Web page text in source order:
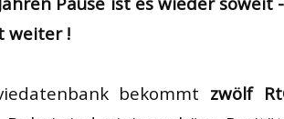
ET:QW Movies
DB Movies
Wolfenstein Movies
ET Scene
DB Scene
General News
Game Movies
weiter !
bekommt zwölf